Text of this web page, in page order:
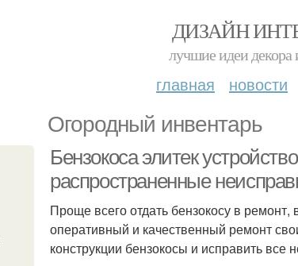
ДИЗАЙН
лучшие идеи декора
главная новости
Огородный инвентарь
Бензокоса элитек
распространенные
Проще всего отдать бензокосу в
оперативный и качественный ремонт
конструкции бензокосы и исправить все